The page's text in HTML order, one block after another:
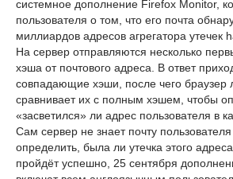
системное дополнение Firefox Monitor,
пользователя о том, что его почта
миллиардов адресов агрегатора утечек
На сервер отправляются несколько
хэша от почтового адреса. В ответ
совпадающие хэши, после чего браузер
сравнивает их с полным хэшем, чтобы
«засветился» ли адрес пользователя в
Сам сервер не знает почту
определить, была ли утечка этого
пройдёт успешно, 25 сентября